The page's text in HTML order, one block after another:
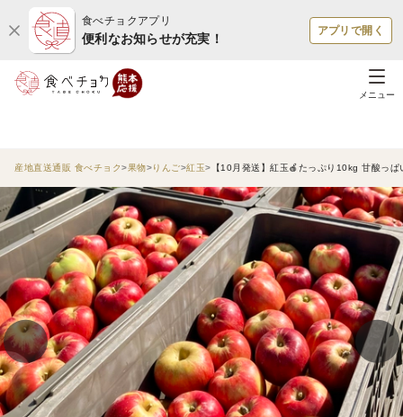
食べチョクアプリ
便利なお知らせが充実！
アプリで開く
メニュー
産地直送通販 食べチョク 果物 りんご 紅玉 【10月発送】紅玉🍎たっぷり10kg 甘酸っ